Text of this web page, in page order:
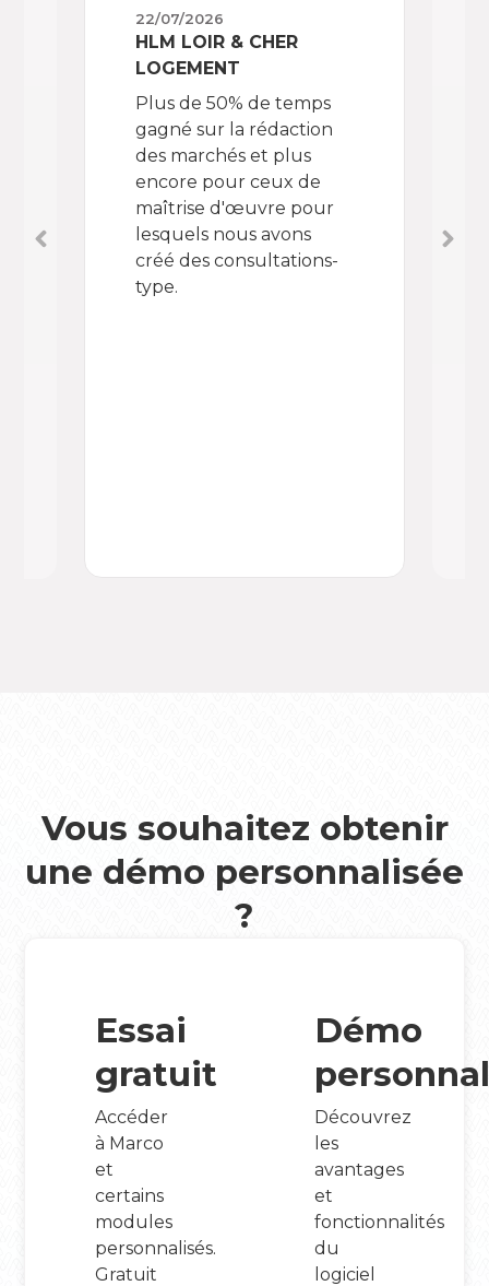
22/07/2026
HLM LOIR & CHER
LOGEMENT
Plus de 50% de temps
gagné sur la rédaction
des marchés et plus
encore pour ceux de
maîtrise d'œuvre pour
lesquels nous avons
créé des consultations-
type.
Vous souhaitez obtenir
une démo personnalisée
?
Essai
gratuit
Accéder
à Marco
et
certains
modules
personnalisés.
Gratuit
Démo
Découvrez
les
avantages
et
fonctionnalités
du
logiciel